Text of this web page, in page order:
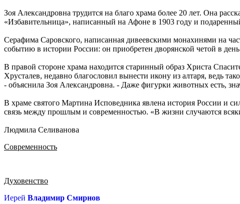
Зоя Александровна трудится на благо храма более 20 лет. Она
«Избавительница», написанный на Афоне в 1903 году и
Серафима Саровского, написанная дивеевскими монахинями на
событию в истории России: он приобретен дворянской четой в
В правой стороне храма находится старинный образ Христа
Хрусталев, недавно благословил вынести икону из алтаря, ведь
- объяснила Зоя Александровна. - Даже фигурки животных есть,
В храме святого Мартина Исповедника явлена история России и
связь между прошлым и современностью. «В жизни случаются
Людмила Селиванова
Современность
Духовенство
Иерей Владимир Смирнов